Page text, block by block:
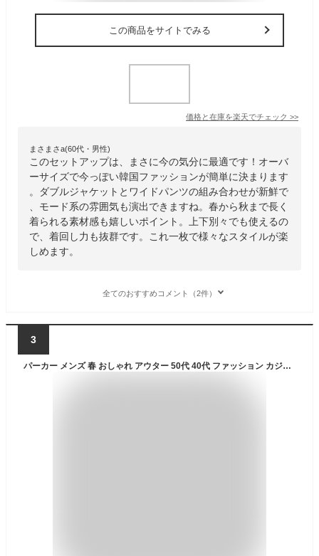
この商品をサイトでみる
価格と在庫を楽天でチェック >>
まさまさa(60代・男性)
このセットアップは、まさに今の気分に最適です！オーバ
ーサイズで今っぽい韓国ファッションが簡単に決まります
。ダブルジャケットとワイドパンツの組み合わせが新鮮で
、モード系の雰囲気も演出できますね。春から秋まで長く
着られる素材感も嬉しいポイント。上下別々でも使えるの
で、着回し力も抜群です。これ一枚で様々なスタイルが楽
しめます。
全てのおすすめコメント（2件）
3
パーカー メンズ 春 おしゃれ アウター 50代 40代 ファッション カジュアル 春服 ジップパーカー ジップアップ ジップアップパーカー メンズファッション メンズパーカー ダブルジップパーカー メンズアウター アウターメンズ 30代 男性 ジップ 薄手 スリム きれいめ 春物